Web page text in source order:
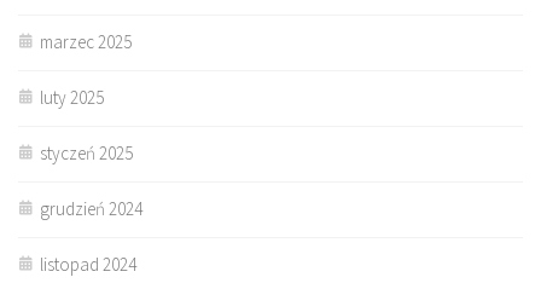
marzec 2025
luty 2025
styczeń 2025
grudzień 2024
listopad 2024